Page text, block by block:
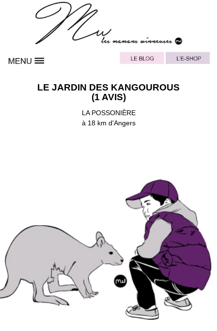
LE JARDIN DES KANGOUROUS
(1 AVIS)
LA POSSONIÈRE
à 18 km d'Angers